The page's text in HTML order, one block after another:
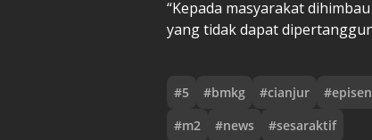
“Kepada masyarakat
yang tidak dapat
#5 #bmkg #cianjur #
#m2 #news #sesaraktif